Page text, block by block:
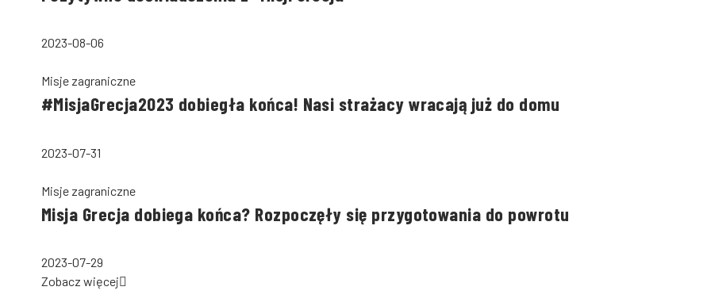
2023-08-06
Misje zagraniczne
#MisjaGrecja2023 dobiegła końca! Nasi strażacy wracają już do domu
2023-07-31
Misje zagraniczne
Misja Grecja dobiega końca? Rozpoczęły się przygotowania do powrotu
2023-07-29
Zobacz więcej